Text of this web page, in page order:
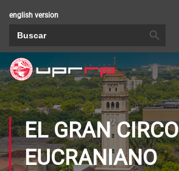
english version
EL GRAN CIRCO
EUCRANIANO